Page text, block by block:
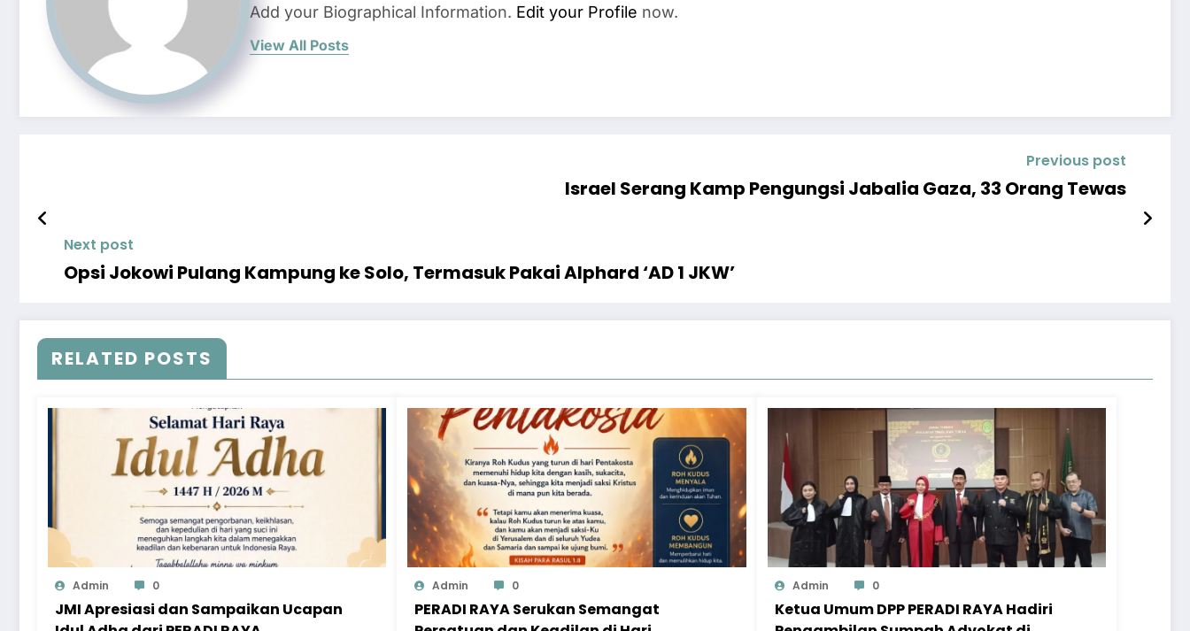
Add your Biographical Information. Edit your Profile now.
View All Posts
Previous post
Israel Serang Kamp Pengungsi Jabalia Gaza, 33 Orang Tewas
Next post
Opsi Jokowi Pulang Kampung ke Solo, Termasuk Pakai Alphard ‘AD 1 JKW’
RELATED POSTS
Admin 0
JMI Apresiasi dan Sampaikan Ucapan
Admin 0
PERADI RAYA Serukan Semangat
Admin 0
Ketua Umum DPP PERADI RAYA Hadiri